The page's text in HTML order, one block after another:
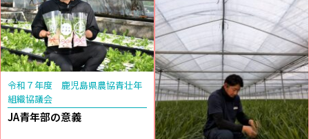
令和７年度 鹿児島県農協青壮年
組織協議会
JA青年部の意義